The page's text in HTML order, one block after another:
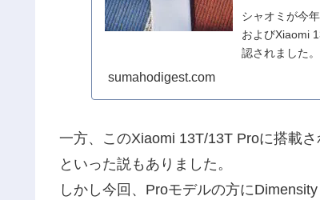
シャオミが今
およびXiaomi
認されました
sumahodigest.com
一方、このXiaomi 13T/13T Proに搭載
といった説もありました。
しかし今回、Proモデルの方に